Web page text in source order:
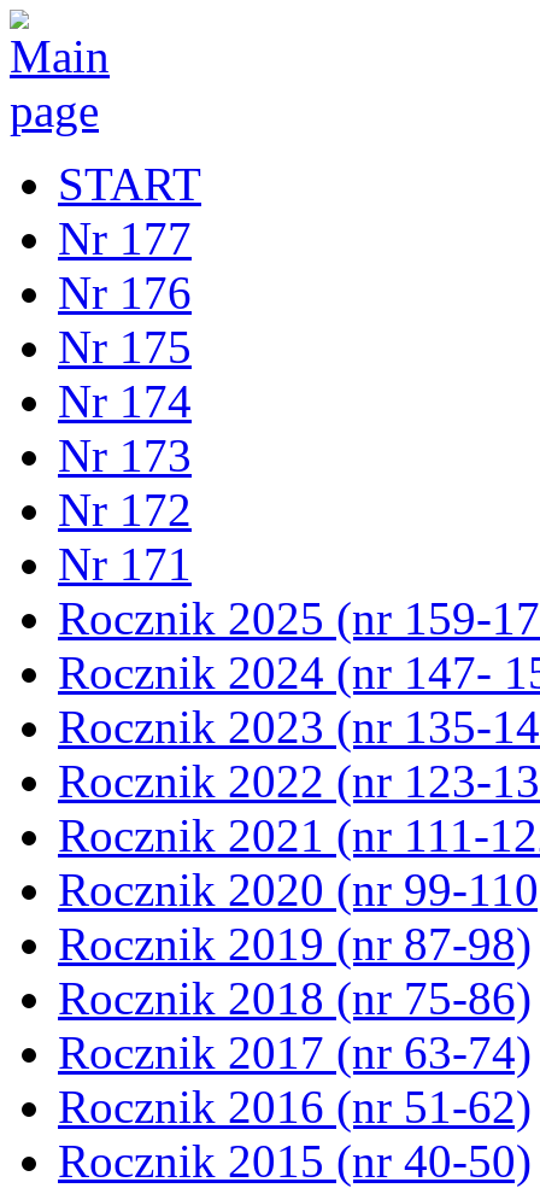
START
Nr 177
Nr 176
Nr 175
Nr 174
Nr 173
Nr 172
Nr 171
Rocznik 2025 (nr 159-
Rocznik 2024 (nr 147-
Rocznik 2023 (nr 135-
Rocznik 2022 (nr 123-
Rocznik 2021 (nr 111-
Rocznik 2020 (nr 99-
Rocznik 2019 (nr 87-98)
Rocznik 2018 (nr 75-86)
Rocznik 2017 (nr 63-74)
Rocznik 2016 (nr 51-62)
Rocznik 2015 (nr 40-50)